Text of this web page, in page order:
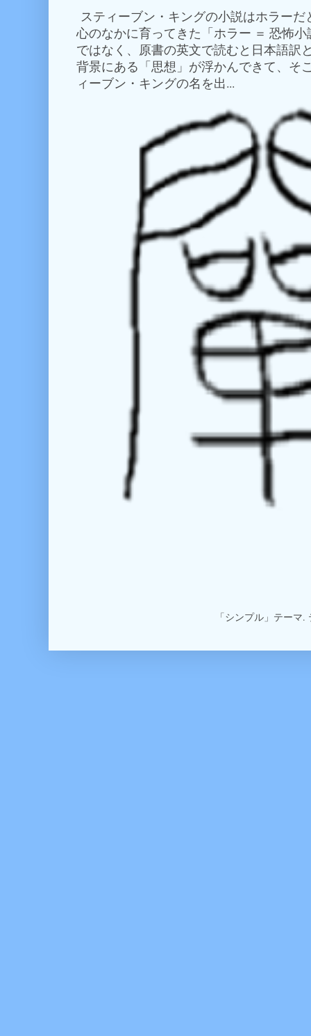
スティーブン・キングの小説はホラー
心のなかに育ってきた「ホラー ＝ 恐怖
ではなく、原書の英文で読むと日本語訳
背景にある「思想」が浮かんできて、そ
ィーブン・キングの名を出...
「シンプル」テー